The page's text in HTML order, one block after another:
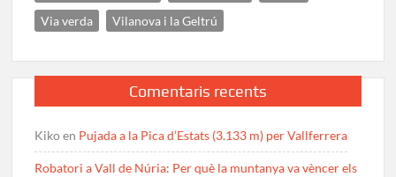
Via verda
Vilanova i la Geltrú
Comentaris recents
Kikoen Pujada a la Pica d’Estats (3.133 m) per Vallferrera
Robatori a Vall de Núria: Per què la muntanya va vèncer els